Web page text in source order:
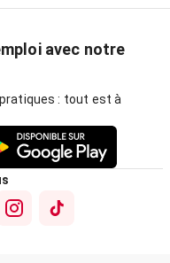
avec notre
: tout est à